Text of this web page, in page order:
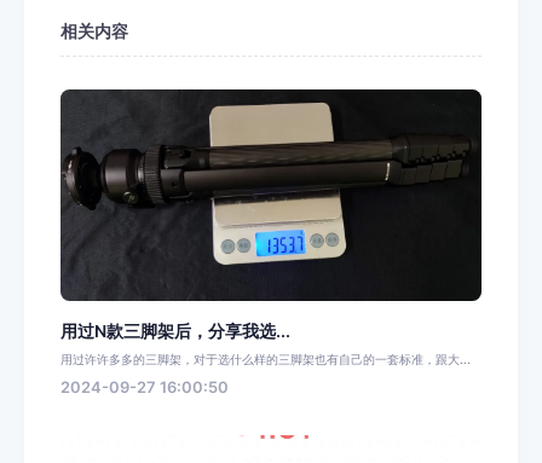
相关内容
用过N款三脚架后，分享我选...
用过许许多多的三脚架，对于选什么样的三脚架也有自己的一套标准，跟大...
2024-09-27 16:00:50